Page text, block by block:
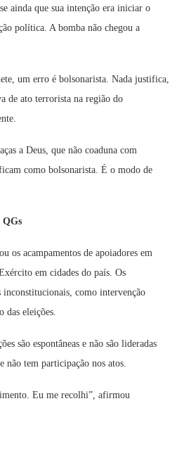
ainda que sua intenção era iniciar o
política. A bomba não chegou a
um erro é bolsonarista. Nada justifica,
de ato terrorista na região do
a Deus, que não coaduna com
como bolsonarista. É o modo de
QGs
os acampamentos de apoiadores em
em cidades do país. Os
inconstitucionais, como intervenção
das eleições.
são espontâneas e não são lideradas
tem participação nos atos.
Eu me recolhi”, afirmou